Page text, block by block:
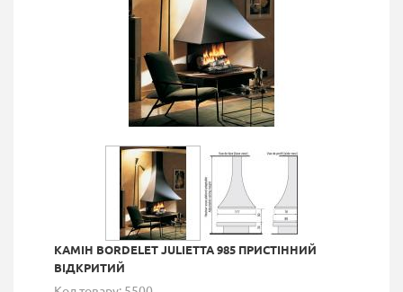
КАМІН BORDELET JULIETTA 985 ПРИСТІННИЙ
ВІДКРИТИЙ